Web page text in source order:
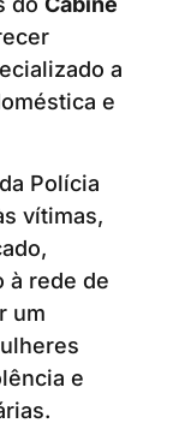
a
e
Polícia
vítimas,
à rede de
um
e